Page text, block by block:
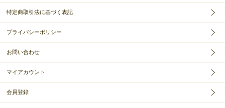
特定商取引法に基づく表記
プライバシーポリシー
お問い合わせ
マイアカウント
会員登録